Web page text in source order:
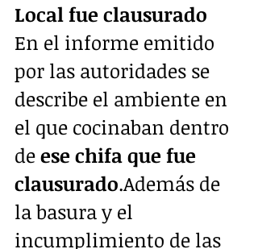
Local fue clausurado
En el informe emitido
por las autoridades se
describe el ambiente en
el que cocinaban dentro
de ese chifa que fue
clausurado.Además de
la basura y el
incumplimiento de las